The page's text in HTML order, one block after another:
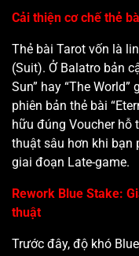
Cải thiện cơ chế thẻ
Thẻ bài Tarot vốn là
(Suit). Ở Balatro bản
Sun” hay “The
phiên bản thẻ bài
hữu đúng Voucher hỗ
thuật sâu hơn khi bạn
giai đoạn Late-game.
Rework Blue Stake:
thuật
Trước đây, độ khó